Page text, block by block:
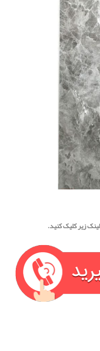
زیر کلیک کنید.